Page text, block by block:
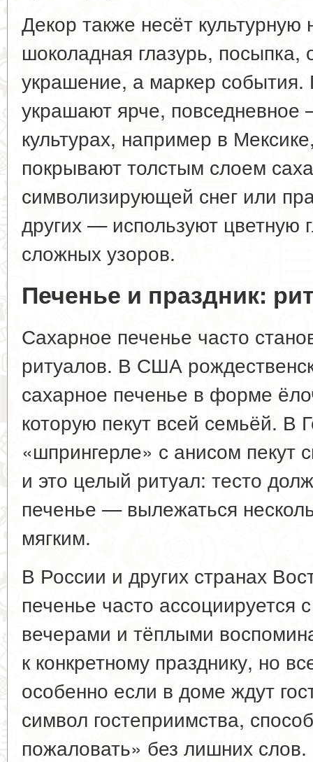
Декор также несёт культурную
шоколадная глазурь,
украшение, а маркер события.
украшают ярче,
культурах, например в
покрывают толстым слоем
символизирующей снег или
других — используют цветную
сложных узоров.
Печенье и праздник:
Сахарное печенье часто
ритуалов. В США
сахарное печенье в форме
которую пекут всей семьёй. В
«шпрингерле» с анисом пекут
и это целый ритуал: тесто
печенье — вылежаться
мягким.
В России и других странах
печенье часто
вечерами и тёплыми
к конкретному празднику, но
особенно если в доме ждут
символ гостеприимства,
пожаловать» без лишних слов.